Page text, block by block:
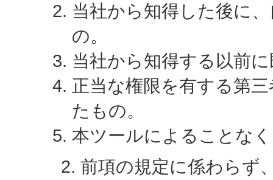
当社から知得した後に
の。
当社から知得する以前
正当な権限を有する第
たもの。
本ツールによることな
2. 前項の規定に係わらず